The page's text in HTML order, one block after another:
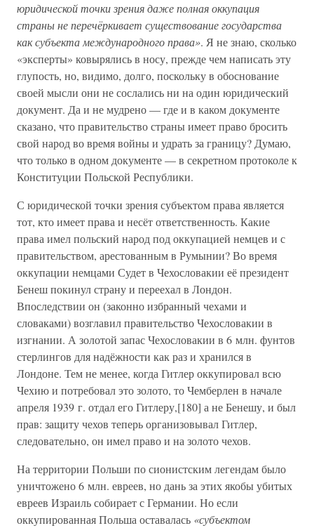
юридической точки зрения даже полная оккупация
страны не перечёркивает существование государства
как субъекта международного права». Я не знаю, сколько
«эксперты» ковырялись в носу, прежде чем написать эту
глупость, но, видимо, долго, поскольку в обоснование
своей мысли они не сослались ни на один юридический
документ. Да и не мудрено — где и в каком документе
сказано, что правительство страны имеет право бросить
свой народ во время войны и удрать за границу? Думаю,
что только в одном документе — в секретном протоколе к
Конституции Польской Республики.
С юридической точки зрения субъектом права является
тот, кто имеет права и несёт ответственность. Какие
права имел польский народ под оккупацией немцев и с
правительством, арестованным в Румынии? Во время
оккупации немцами Судет в Чехословакии её президент
Бенеш покинул страну и переехал в Лондон.
Впоследствии он (законно избранный чехами и
словаками) возглавил правительство Чехословакии в
изгнании. А золотой запас Чехословакии в 6 млн. фунтов
стерлингов для надёжности как раз и хранился в
Лондоне. Тем не менее, когда Гитлер оккупировал всю
Чехию и потребовал это золото, то Чемберлен в начале
апреля 1939 г. отдал его Гитлеру,[180] а не Бенешу, и был
прав: защиту чехов теперь организовывал Гитлер,
следовательно, он имел право и на золото чехов.
На территории Польши по сионистским легендам было
уничтожено 6 млн. евреев, но дань за этих якобы убитых
евреев Израиль собирает с Германии. Но если
оккупированная Польша оставалась «субъектом